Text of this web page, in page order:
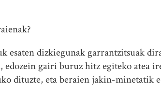
esaten dizkiegunak garrantzitsuak
gairi buruz hitz egiteko atea
dituzte, eta beraien jakin-minetatik